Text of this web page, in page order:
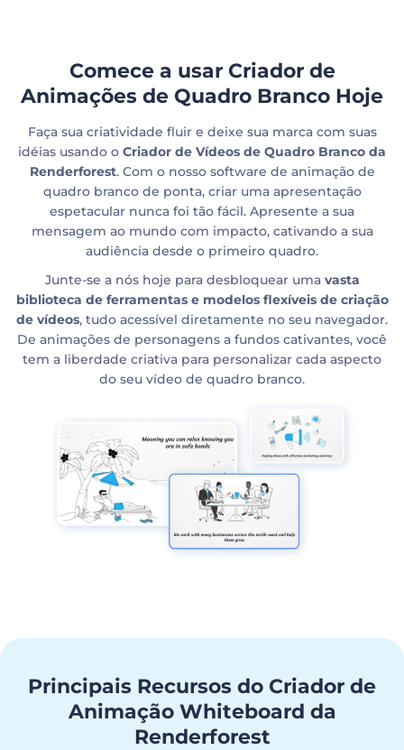
Comece a usar Criador de
Animações de Quadro Branco Hoje
Faça sua criatividade fluir e deixe sua marca com suas
idéias usando o Criador de Vídeos de Quadro Branco da
Renderforest. Com o nosso software de animação de
quadro branco de ponta, criar uma apresentação
espetacular nunca foi tão fácil. Apresente a sua
mensagem ao mundo com impacto, cativando a sua
audiência desde o primeiro quadro.
Junte-se a nós hoje para desbloquear uma vasta
biblioteca de ferramentas e modelos flexíveis de criação
de vídeos, tudo acessível diretamente no seu navegador.
De animações de personagens a fundos cativantes, você
tem a liberdade criativa para personalizar cada aspecto
do seu vídeo de quadro branco.
Principais Recursos do Criador de
Animação Whiteboard da
Renderforest